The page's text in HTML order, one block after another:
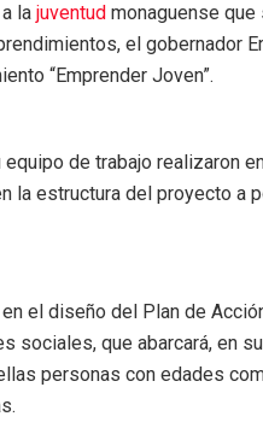
la juventud monaguense que
el gobernador
“Emprender Joven”.
de trabajo realizaron
la estructura del proyecto a
el diseño del Plan de
sociales, que abarcará, en
personas con edades